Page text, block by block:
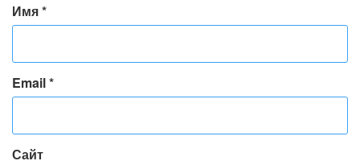
Имя*
Email*
Сайт